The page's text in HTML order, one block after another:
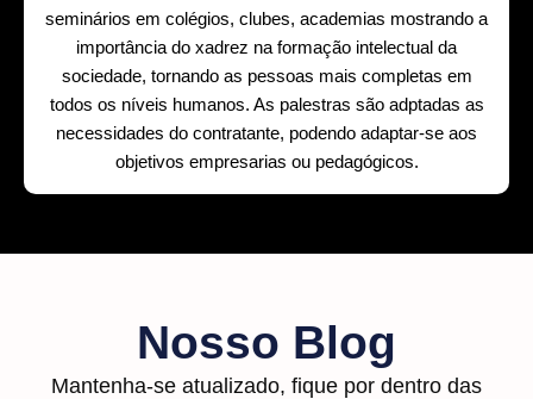
seminários em colégios, clubes, academias mostrando a
importância do xadrez na formação intelectual da
sociedade, tornando as pessoas mais completas em
todos os níveis humanos. As palestras são adptadas as
necessidades do contratante, podendo adaptar-se aos
objetivos empresarias ou pedagógicos.
Nosso Blog
Mantenha-se atualizado, fique por dentro das